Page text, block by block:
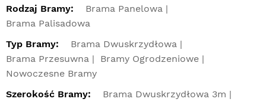
Rodzaj Bramy:
Brama Panelowa
Brama Palisadowa
Typ Bramy:
Brama Dwuskrzydłowa
Brama Przesuwna
Bramy Ogrodzeniowe
Nowoczesne Bramy
Szerokość Bramy:
Brama Dwuskrzydłowa 3m